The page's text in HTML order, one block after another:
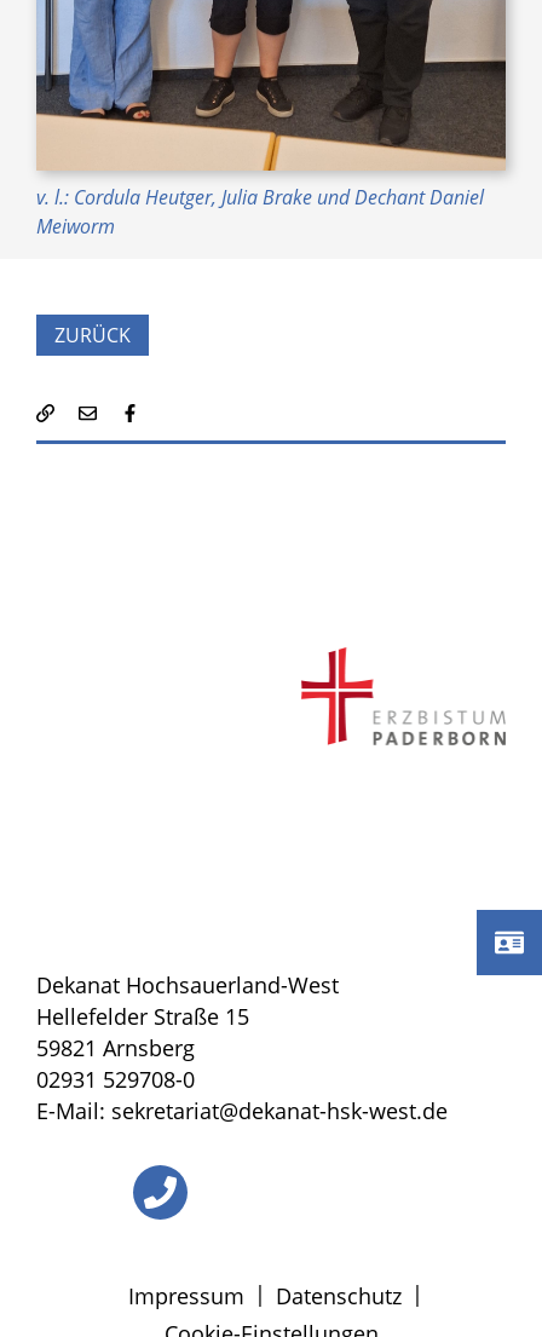
v. l.: Cordula Heutger, Julia Brake und Dechant Daniel
Meiworm
ZURÜCK
Dekanat Hochsauerland-West
Hellefelder Straße 15
59821 Arnsberg
02931 529708-0
E-Mail: sekretariat@dekanat-hsk-west.de
Impressum | Datenschutz |